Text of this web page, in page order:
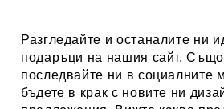
Разгледайте и останалите ни
подаръци на нашия сайт. Също
последвайте ни в социалните
бъдете в крак с новите ни